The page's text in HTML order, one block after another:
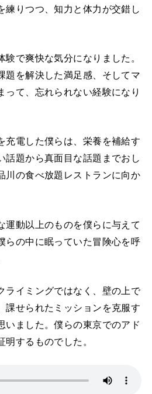
練りつつ、知力と体力が交錯し
で爽快な気分になりました。
題を解決した満足感、そしてマ
って、忘れられない経験になり
充電した僕らは、栄養を補給す
話題から真面目な話題までおし
川の食べ放題レストランに向か
運動以上のものを僕らに与えて
らの中に眠っていた冒険心を呼
ライミングではなく、壁の上で
課せられたミッションを克服す
いました。僕らの東京でのアド
するものでした。